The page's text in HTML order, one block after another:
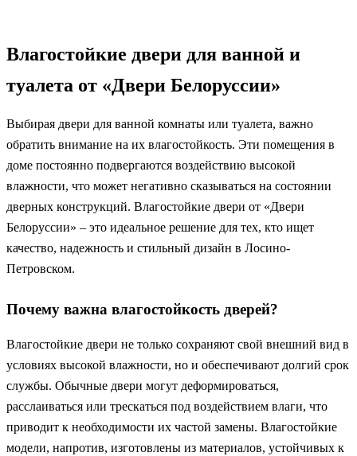
Влагостойкие двери для ванной и
туалета от «Двери Белоруссии»
Выбирая двери для ванной комнаты или туалета, важно
обратить внимание на их влагостойкость. Эти помещения в
доме постоянно подвергаются воздействию высокой
влажности, что может негативно сказываться на состоянии
дверных конструкций. Влагостойкие двери от «Двери
Белоруссии» – это идеальное решение для тех, кто ищет
качество, надежность и стильный дизайн в Лосино-
Петровском.
Почему важна влагостойкость дверей?
Влагостойкие двери не только сохраняют свой внешний вид в
условиях высокой влажности, но и обеспечивают долгий срок
службы. Обычные двери могут деформироваться,
расслаиваться или трескаться под воздействием влаги, что
приводит к необходимости их частой замены. Влагостойкие
модели, напротив, изготовлены из материалов, устойчивых к